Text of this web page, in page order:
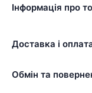
Інформація про
Доставка і
Обмін та